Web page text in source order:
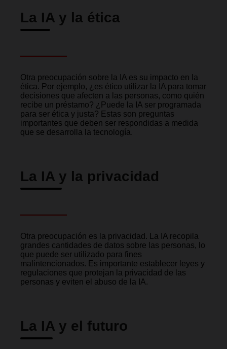
La IA y la ética
Otra preocupación sobre la IA es su impacto en la
ética. Por ejemplo, ¿es ético utilizar la IA para tomar
decisiones que afecten a las personas, como quién
recibe un préstamo? ¿Puede la IA ser programada
para ser ética y justa? Estas son preguntas
importantes que deben ser respondidas a medida
que se desarrolla la tecnología.
La IA y la privacidad
Otra preocupación es la privacidad. La IA recopila
grandes cantidades de datos sobre las personas, lo
que puede ser utilizado para fines
malintencionados. Es importante establecer leyes y
regulaciones que protejan la privacidad de las
personas y eviten el abuso de la IA.
La IA y el futuro